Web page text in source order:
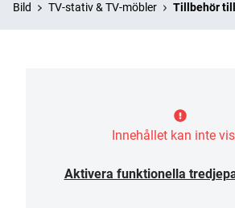
Bild TV-stativ & TV-möbler Tillbehör
Innehållet kan inte
Aktivera funktionella